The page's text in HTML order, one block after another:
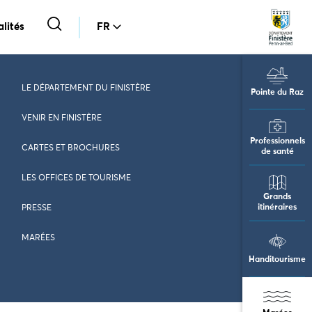
FR
Pointe du Raz
Professionnels
de santé
Grands
itinéraires
Handitourisme
LE DÉPARTEMENT DU FINISTÈRE
VENIR EN FINISTÈRE
CARTES ET BROCHURES
LES OFFICES DE TOURISME
PRESSE
MARÉES